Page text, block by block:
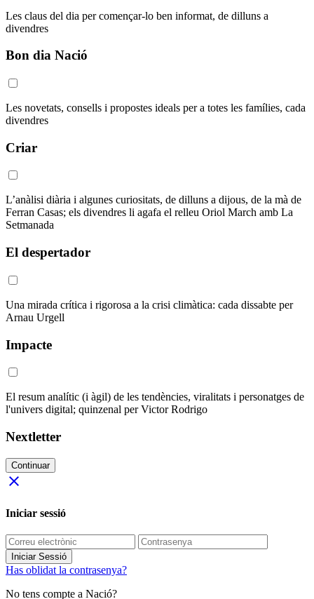
Les claus del dia per començar-lo ben informat, de dilluns a
divendres
Bon dia Nació
Les novetats, consells i propostes ideals per a totes les famílies, cada
divendres
Criar
L’anàlisi diària i algunes curiositats, de dilluns a dijous, de la mà de
Ferran Casas; els divendres li agafa el relleu Oriol March amb La
Setmanada
El despertador
Una mirada crítica i rigorosa a la crisi climàtica: cada dissabte per
Arnau Urgell
Impacte
El resum analític (i àgil) de les tendències, viralitats i personatges de
l'univers digital; quinzenal per Victor Rodrigo
Nextletter
Continuar
close
Iniciar sessió
Iniciar Sessió
Has oblidat la contrasenya?
No tens compte a Nació?